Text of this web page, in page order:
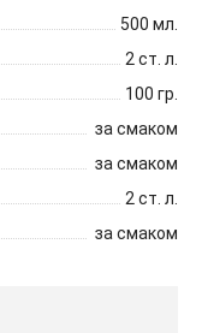
500 мл.
2 ст. л.
100 гр.
за смаком
за смаком
2 ст. л.
за смаком